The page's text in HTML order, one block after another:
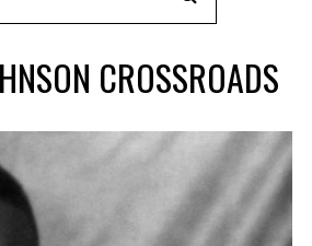
CROSSROADS